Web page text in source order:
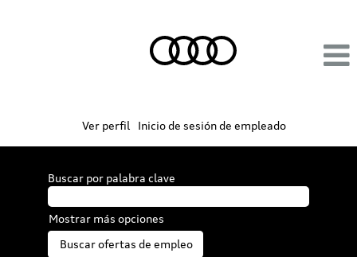
Ver perfil Inicio de sesión de empleado
Buscar por palabra clave
Mostrar más opciones